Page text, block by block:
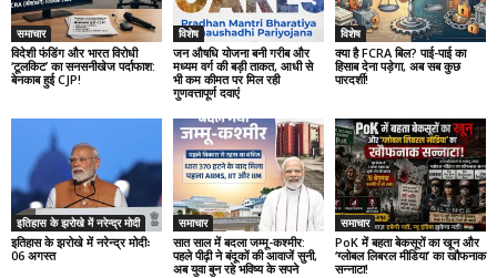
समाचार
विदेशी फंडिंग और भारत विरोधी
‘टूलकिट’ का सनसनीखेज पर्दाफाश:
बेनकाब हुई CJP!
विशेष
जन औषधि योजना बनी गरीब और
मध्यम वर्ग की बड़ी ताकत, आधी से
भी कम कीमत पर मिल रही
गुणवत्तापूर्ण दवाएं
विशेष
क्या है FCRA बिल? पाई-पाई का
हिसाब देना पड़ेगा, अब सब कुछ
पारदर्शी!
इतिहास के झरोखे में नरेन्द्र मोदी
इतिहास के झरोखे में नरेन्द्र मोदीः
06 अगस्त
समाचार
सात साल में बदला जम्मू-कश्मीर:
पहले पीढ़ी ने बंदूकों की आवाजें सुनी,
अब युवा बुन रहे भविष्य के सपने
समाचार
PoK में बहता बेकसूरों का खून और
‘ग्लोबल लिबरल मीडिया’ का खौफनाक
सन्नाटा!